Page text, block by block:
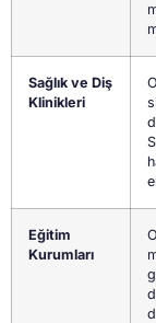
Sağlık ve Diş
Klinikleri
Eğitim
Kurumları